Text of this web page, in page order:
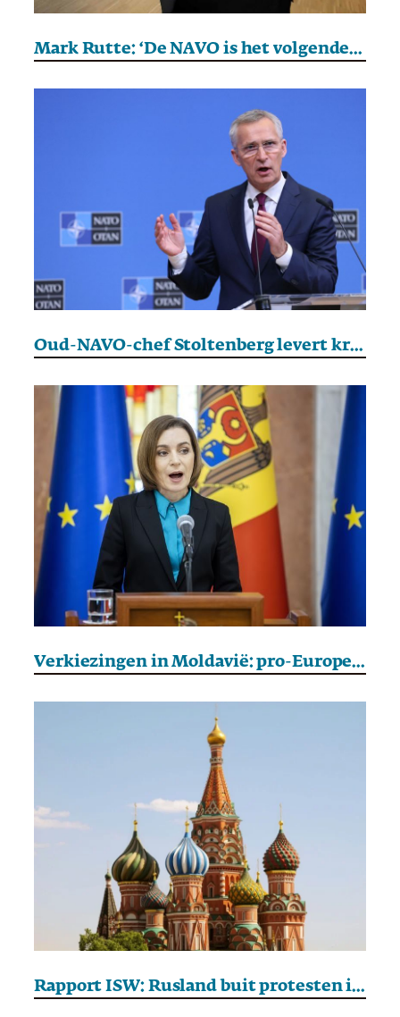
Mark Rutte: ‘De NAVO is het volgende doelwit van Rusland’
Oud-NAVO-chef Stoltenberg levert kritiek op NAVO in nieuwe boek
Verkiezingen in Moldavië: pro-Europese PAS behaalt absolute meerderheid
Rapport ISW: Rusland buit protesten in Oekraïne uit om Zelensky zwart te maken